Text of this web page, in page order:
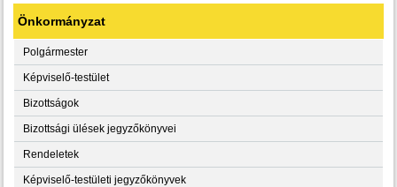
Önkormányzat
Polgármester
Képviselő-testület
Bizottságok
Bizottsági ülések jegyzőkönyvei
Rendeletek
Képviselő-testületi jegyzőkönyvek